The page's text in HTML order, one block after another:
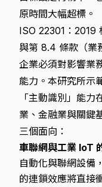
原時間大幅超標。
ISO 22301：2019
與第 8.4 條款（業
企業必須對影響業
能力。本研究所示
「主動識別」能
業、金融業與關鍵
三個面向：
車聯網與工業 IoT
自動化與聯網設備
的連鎖效應將直接